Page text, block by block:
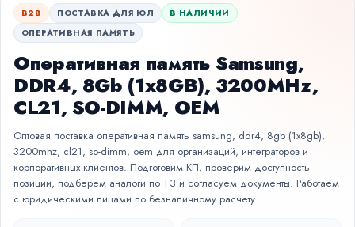
B2B ПОСТАВКА ДЛЯ ЮЛ
В НАЛИЧИИ
ОПЕРАТИВНАЯ ПАМЯТЬ
Оперативная память Samsung,
DDR4, 8Gb (1x8GB), 3200MHz,
CL21, SO-DIMM, OEM
Оптовая поставка оперативная память samsung, ddr4, 8gb (1x8gb),
3200mhz, cl21, so-dimm, oem для организаций, интеграторов и
корпоративных клиентов. Подготовим КП, проверим доступность
позиции, подберем аналоги по ТЗ и согласуем документы. Работаем
с юридическими лицами по безналичному расчету.